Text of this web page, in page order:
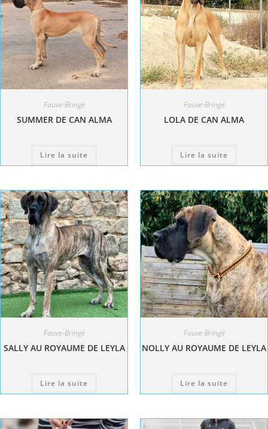
Fauve-Bringé
SUMMER DE CAN ALMA
Lire la suite
Fauve-Bringé
LOLA DE CAN ALMA
Lire la suite
Fauve-Bringé
SALLY AU ROYAUME DE LEYLA
Lire la suite
Fauve-Bringé
NOLLY AU ROYAUME DE LEYLA
Lire la suite